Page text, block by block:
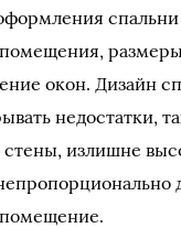
окон. Дизайн
недостатки,
излишне